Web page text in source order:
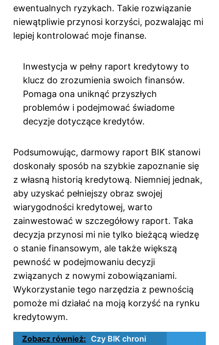
ewentualnych ryzykach. Takie rozwiązanie
niewątpliwie przynosi korzyści, pozwalając mi
lepiej kontrolować moje finanse.
Inwestycja w pełny raport kredytowy to
klucz do zrozumienia swoich finansów.
Pomaga ona uniknąć przyszłych
problemów i podejmować świadome
decyzje dotyczące kredytów.
Podsumowując, darmowy raport BIK stanowi
doskonały sposób na szybkie zapoznanie się
z własną historią kredytową. Niemniej jednak,
aby uzyskać pełniejszy obraz swojej
wiarygodności kredytowej, warto
zainwestować w szczegółowy raport. Taka
decyzja przynosi mi nie tylko bieżącą wiedzę
o stanie finansowym, ale także większą
pewność w podejmowaniu decyzji
związanych z nowymi zobowiązaniami.
Wykorzystanie tego narzędzia z pewnością
pomoże mi działać na moją korzyść na rynku
kredytowym.
Zobacz również: Czy BIK chroni